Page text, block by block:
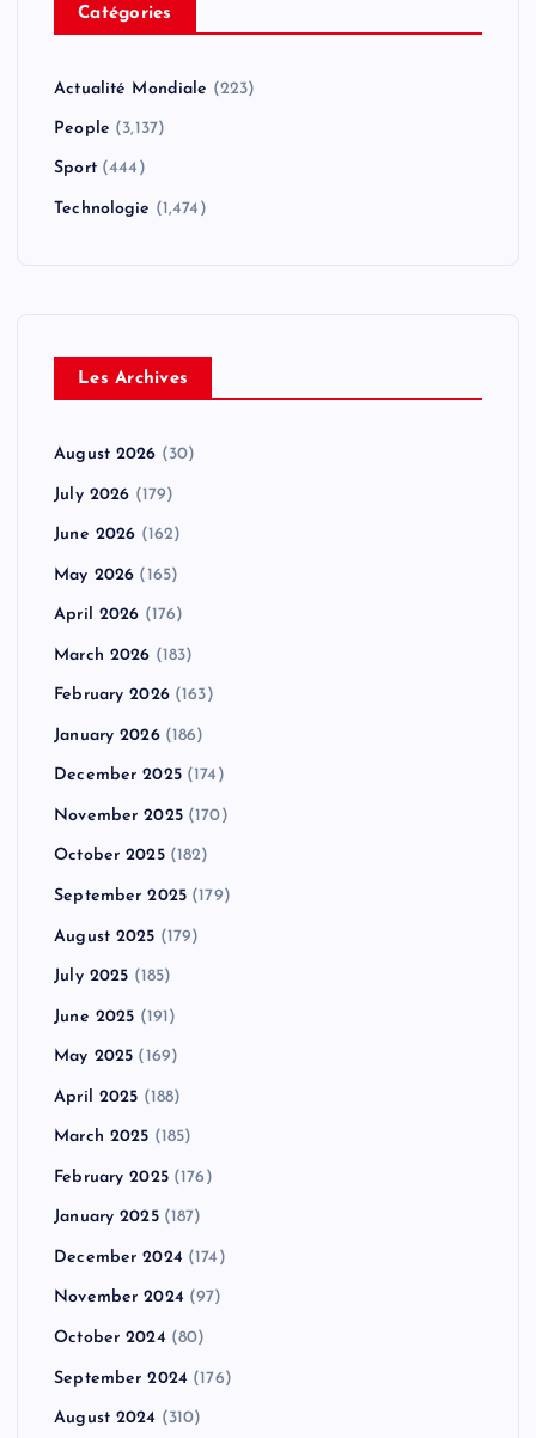
Catégories
Actualité Mondiale (223)
People (3,137)
Sport(444)
Technologie (1,474)
Les Archives
August 2026 (30)
July 2026 (179)
June 2026 (162)
May 2026 (165)
April 2026 (176)
March 2026 (183)
February 2026(163)
January 2026(186)
December 2025(174)
November 2025(170)
October 2025(182)
September 2025 (179)
August 2025 (179)
July 2025 (185)
June 2025 (191)
May 2025 (169)
April 2025 (188)
March 2025 (185)
February 2025(176)
January 2025(187)
December 2024 (174)
November 2024 (97)
October 2024 (80)
September 2024 (176)
August 2024 (310)